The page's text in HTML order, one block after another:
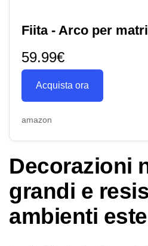
Fiita - Arco per
59.99€
Acquista ora
amazon
Decorazioni
grandi e
ambienti